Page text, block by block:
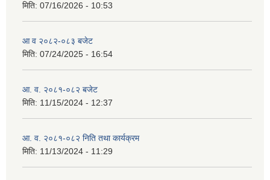
मिति: 07/16/2026 - 10:53
आ व २०८२-०८३ बजेट
मिति: 07/24/2025 - 16:54
आ. व. २०८१-०८२ बजेट
मिति: 11/15/2024 - 12:37
आ. व. २०८१-०८२ निति तथा कार्यक्रम
मिति: 11/13/2024 - 11:29